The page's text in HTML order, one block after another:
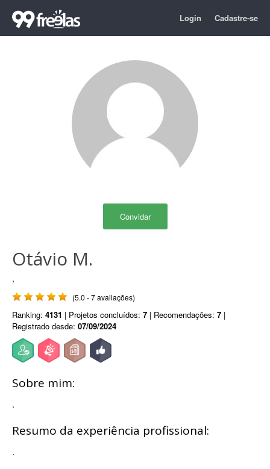
Login Cadastre-se
Convidar
Otávio M.
.
(5.0 - 7 avaliações)
Ranking: 4131 | Projetos concluídos: 7 | Recomendações: 7 |
Registrado desde: 07/09/2024
Sobre mim:
.
Resumo da experiência profissional:
.